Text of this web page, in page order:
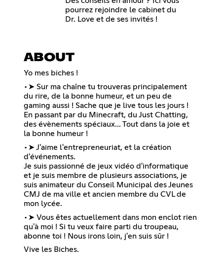
pourrez rejoindre le cabinet du
Dr. Love et de ses invités !
ABOUT
Yo mes biches !
•➤ Sur ma chaîne tu trouveras principalement
du rire, de la bonne humeur, et un peu de
gaming aussi ! Sache que je live tous les jours !
En passant par du Minecraft, du Just Chatting,
des évènements spéciaux... Tout dans la joie et
la bonne humeur !
•➤ J'aime l'entrepreneuriat, et la création
d'événements.
Je suis passionné de jeux vidéo d'informatique
et je suis membre de plusieurs associations, je
suis animateur du Conseil Municipal des Jeunes
CMJ de ma ville et ancien membre du CVL de
mon lycée.
•➤ Vous êtes actuellement dans mon enclot rien
qu'à moi ! Si tu veux faire parti du troupeau,
abonne toi ! Nous irons loin, j'en suis sûr !
Vive les Biches.